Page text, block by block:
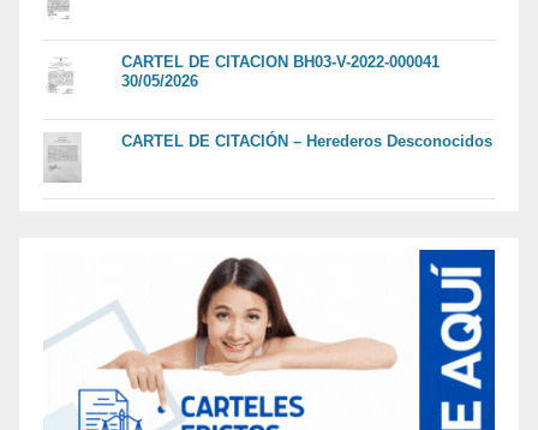
CARTEL DE CITACION BH03-V-2022-000041
30/05/2026
CARTEL DE CITACIÓN – Herederos Desconocidos